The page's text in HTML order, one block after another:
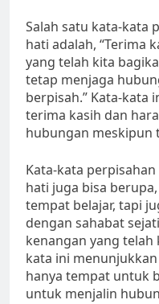
Salah satu kata-kata
hati adalah, “Terima
yang telah kita
tetap menjaga
berpisah.” Kata-kata
terima kasih dan
hubungan meskipun
Kata-kata
hati juga bisa
tempat belajar, tapi
dengan sahabat
kenangan yang telah
kata ini
hanya tempat untuk
untuk menjalin